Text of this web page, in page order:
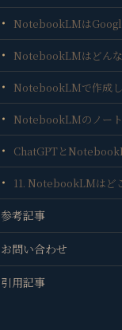
NotebookLMは
NotebookLMはどんな
NotebookLMで作成し
NotebookLMのノート
ChatGPTと
11. NotebookLMはど
参考記事
お問い合わせ
引用記事